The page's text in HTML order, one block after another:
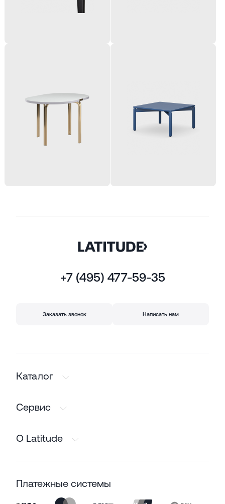
+7 (495) 477-59-35
Заказать звонок Написать нам
Каталог
Сервис
О Latitude
Платежные системы